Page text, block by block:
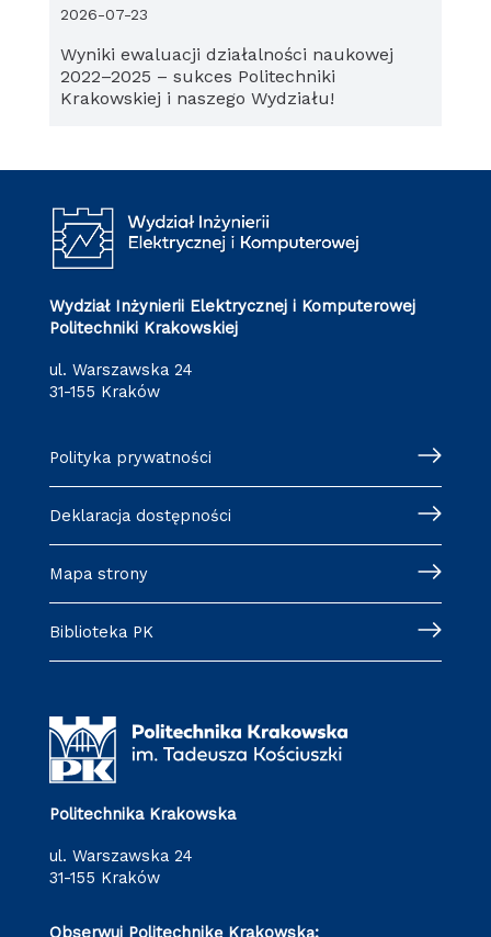
Wyniki ewaluacji działalności naukowej
2022–2025 – sukces Politechniki
Krakowskiej i naszego Wydziału!
2026-07-23
Wydział Inżynierii Elektrycznej i Komputerowej
Politechniki Krakowskiej
ul. Warszawska 24
31-155 Kraków
Polityka prywatności
Deklaracja dostępności
Mapa strony
Biblioteka PK
Politechnika Krakowska
ul. Warszawska 24
31-155 Kraków
Obserwuj Politechnikę Krakowską: